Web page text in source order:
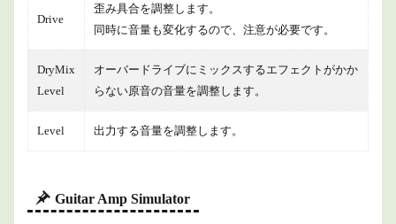
Drive
歪み具合を調整します。
同時に音量も変化するので、注意が必要です。
DryMix
Level
オーバードライブにミックスするエフェクトがかか
らない原音の音量を調整します。
Level 出力する音量を調整します。
Guitar Amp Simulator